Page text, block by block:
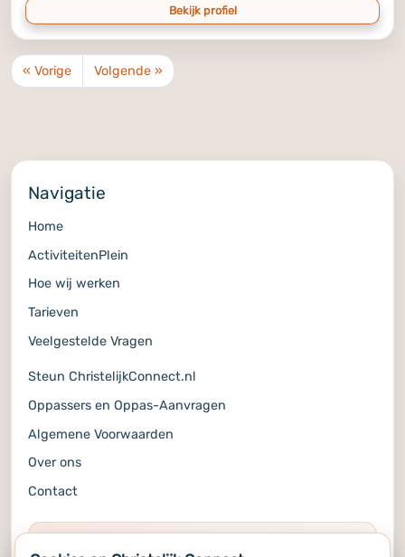
Bekijk profiel
« Vorige Volgende »
Navigatie
Home
ActiviteitenPlein
Hoe wij werken
Tarieven
Veelgestelde Vragen
Steun ChristelijkConnect.nl
Oppassers en Oppas-Aanvragen
Algemene Voorwaarden
Over ons
Contact